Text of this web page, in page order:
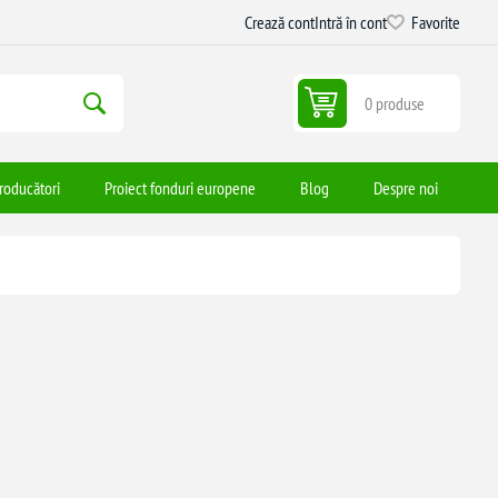
Crează contIntră în cont Favorite
0 produse
Proiect fonduri europene Blog Despre noi